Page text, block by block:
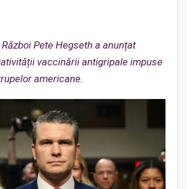
Pete Hegseth a anunțat
vaccinării antigripale impuse
americane.